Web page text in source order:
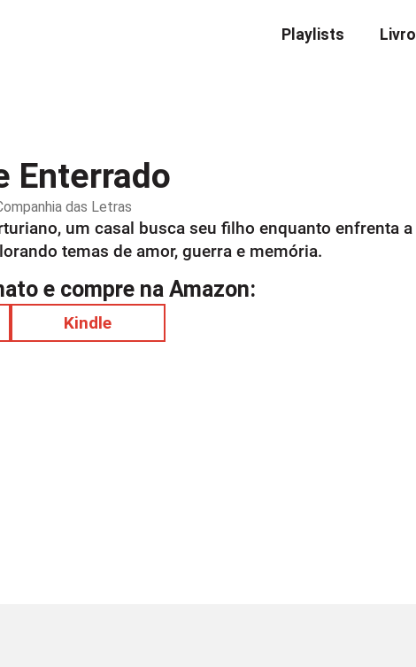
Playlists
Enterrado
das Letras
um casal busca seu filho enquanto enfrenta a
temas de amor, guerra e memória.
e compre na Amazon:
Kindle